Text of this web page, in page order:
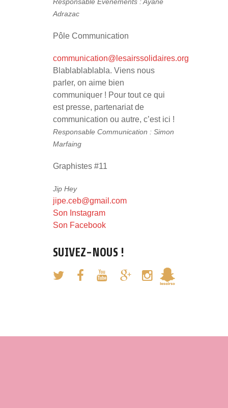
Adrazac
Pôle Communication
communication@lesairssolidaires.org
Blablablablabla. Viens nous
parler, on aime bien
communiquer ! Pour tout ce qui
est presse, partenariat de
communication ou autre, c’est ici !
Responsable Communication : Simon
Marfaing
Graphistes #11
Jip Hey
jipe.ceb@gmail.com
Son Instagram
Son Facebook
SUIVEZ-NOUS !